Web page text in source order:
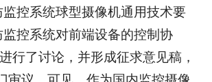
监控系统球型摄像机通用技术要
监控系统对前端设备的控制协
行了讨论，并形成征求意见稿，
审议。可见，作为国内监控摄像